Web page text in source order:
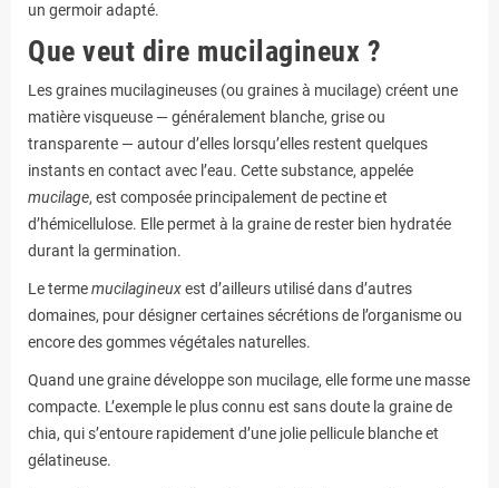
un germoir adapté.
Que veut dire mucilagineux ?
Les graines mucilagineuses (ou graines à mucilage) créent une
matière visqueuse — généralement blanche, grise ou
transparente — autour d’elles lorsqu’elles restent quelques
instants en contact avec l’eau. Cette substance, appelée
mucilage, est composée principalement de pectine et
d’hémicellulose. Elle permet à la graine de rester bien hydratée
durant la germination.
Le termemucilagineuxest d’ailleurs utilisé dans d’autres
domaines, pour désigner certaines sécrétions de l’organisme ou
encore des gommes végétales naturelles.
Quand une graine développe son mucilage, elle forme une masse
compacte. L’exemple le plus connu est sans doute la graine de
chia, qui s’entoure rapidement d’une jolie pellicule blanche et
gélatineuse.